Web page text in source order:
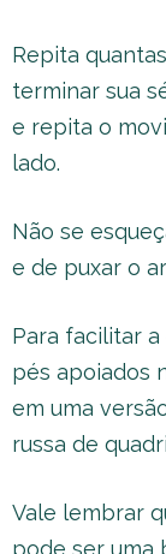
Repita
terminar sua
e repita o
lado.
Não se
e de puxar o
Para facilitar
pés apoiados
em uma
russa de
Vale lembrar
pode ser uma